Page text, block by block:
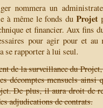
nommera un
à même le fonds du Projet
et financier. Aux fins
pour agir pour et
se rapporter à lui seul.
de la surveillance du
décomptes mensuels ainsi
De plus, il aura droit de
adjudications de contrats.